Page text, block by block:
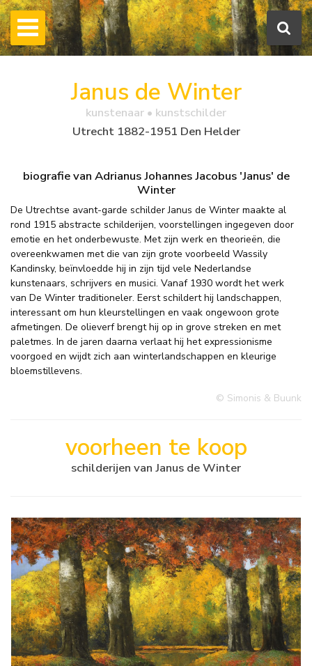
Janus de Winter
kunstenaar • kunstschilder
Utrecht 1882-1951 Den Helder
biografie van Adrianus Johannes Jacobus 'Janus' de
Winter
De Utrechtse avant-garde schilder Janus de Winter maakte al
rond 1915 abstracte schilderijen, voorstellingen ingegeven door
emotie en het onderbewuste. Met zijn werk en theorieën, die
overeenkwamen met die van zijn grote voorbeeld Wassily
Kandinsky, beïnvloedde hij in zijn tijd vele Nederlandse
kunstenaars, schrijvers en musici. Vanaf 1930 wordt het werk
van De Winter traditioneler. Eerst schildert hij landschappen,
interessant om hun kleurstellingen en vaak ongewoon grote
afmetingen. De olieverf brengt hij op in grove streken en met
paletmes. In de jaren daarna verlaat hij het expressionisme
voorgoed en wijdt zich aan winterlandschappen en kleurige
bloemstillevens.
© Simonis & Buunk
voorheen te koop
schilderijen van Janus de Winter